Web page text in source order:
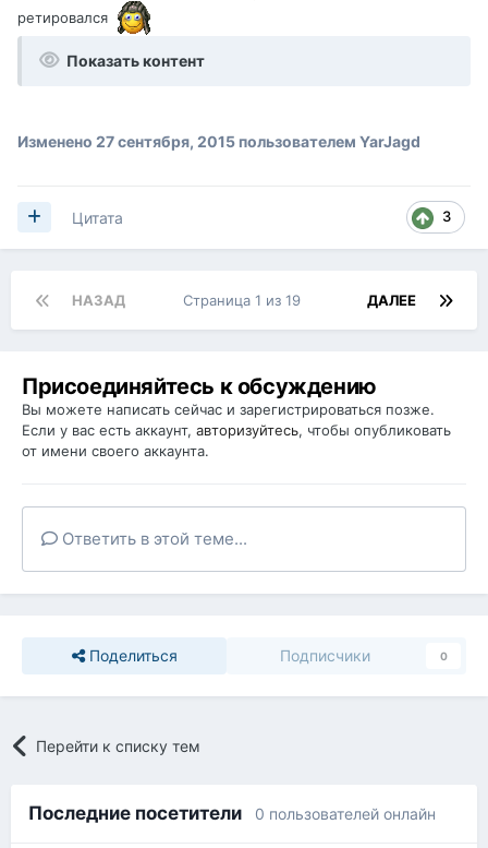
ретировался
Показать контент
Изменено 27 сентября, 2015 пользователем YarJagd
3
Цитата
НАЗАД ДАЛЕЕ
Страница 1 из 19
Присоединяйтесь к обсуждению
Вы можете написать сейчас и зарегистрироваться позже.
Если у вас есть аккаунт, авторизуйтесь, чтобы опубликовать
от имени своего аккаунта.
Ответить в этой теме...
Поделиться Подписчики 0
Перейти к списку тем
Последние посетители 0 пользователей онлайн